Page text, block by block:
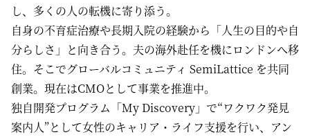
し、多くの人の転機に寄り添う。
自身の不育症治療や長期入院の経験から「人生の目的や自
分らしさ」と向き合う。夫の海外赴任を機にロンドンへ移
住。そこでグローバルコミュニティ SemiLattice を共同
創業。現在はCMOとして事業を推進中。
独自開発プログラム「My Discovery」で“ワクワク発見
案内人”として女性のキャリア・ライフ支援を行い、アン